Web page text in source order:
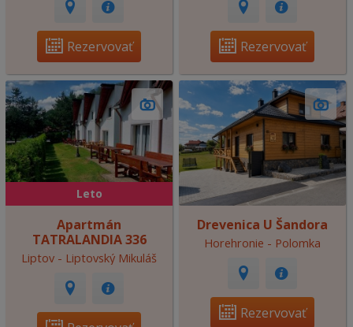
Rezervovať Rezervovať
Leto
Apartmán
TATRALANDIA 336
Liptov - Liptovský Mikuláš
Drevenica U Šandora
Horehronie - Polomka
Rezervovať